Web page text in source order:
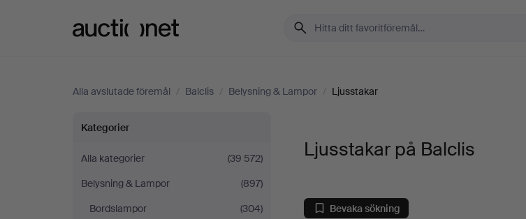
Alla avslutade föremål / Balclis / Belysning & Lampor / Ljusstakar
Ljusstakar
på
Balclis
Kategorier
Alla kategorier
(39 572)
Belysning & Lampor
(897)
Bordslampor
(304)
Ljusstakar på Balclis
Bevaka sökning